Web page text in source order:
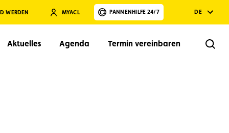
WERDEN MYACL PANNENHILFE 24/7 DE
Aktuelles Agenda Termin vereinbaren